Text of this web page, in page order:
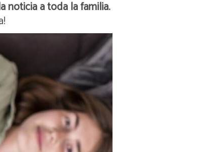
noticia a toda la familia.